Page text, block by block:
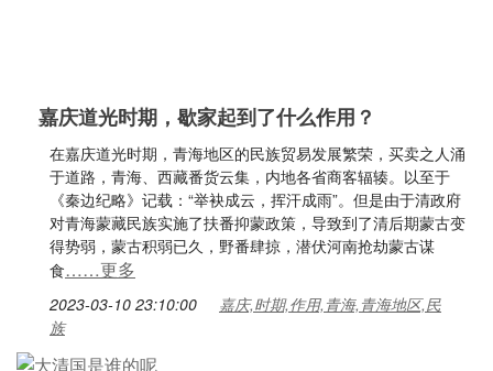
嘉庆道光时期，歇家起到了什么作用？
在嘉庆道光时期，青海地区的民族贸易发展繁荣，买卖之人涌
于道路，青海、西藏番货云集，内地各省商客辐辏。以至于
《秦边纪略》记载：“举袂成云，挥汗成雨”。但是由于清政府
对青海蒙藏民族实施了扶番抑蒙政策，导致到了清后期蒙古变
得势弱，蒙古积弱已久，野番肆掠，潜伏河南抢劫蒙古谋
食……更多
2023-03-10 23:10:00
嘉庆,时期,作用,青海,青海地区,民
族